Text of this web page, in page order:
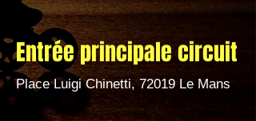
Entrée principale circuit
Place Luigi Chinetti, 72019 Le Mans